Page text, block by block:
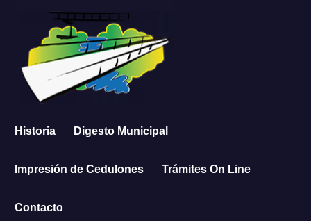
contenido
Historia Digesto Municipal
Impresión de Cedulones Trámites On Line
Contacto